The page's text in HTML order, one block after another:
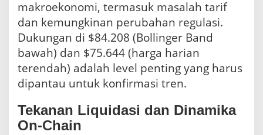
makroekonomi, termasuk masalah tarif
dan kemungkinan perubahan regulasi.
Dukungan di $84.208 (Bollinger Band
bawah) dan $75.644 (harga harian
terendah) adalah level penting yang harus
dipantau untuk konfirmasi tren.
Tekanan Liquidasi dan Dinamika
On-Chain